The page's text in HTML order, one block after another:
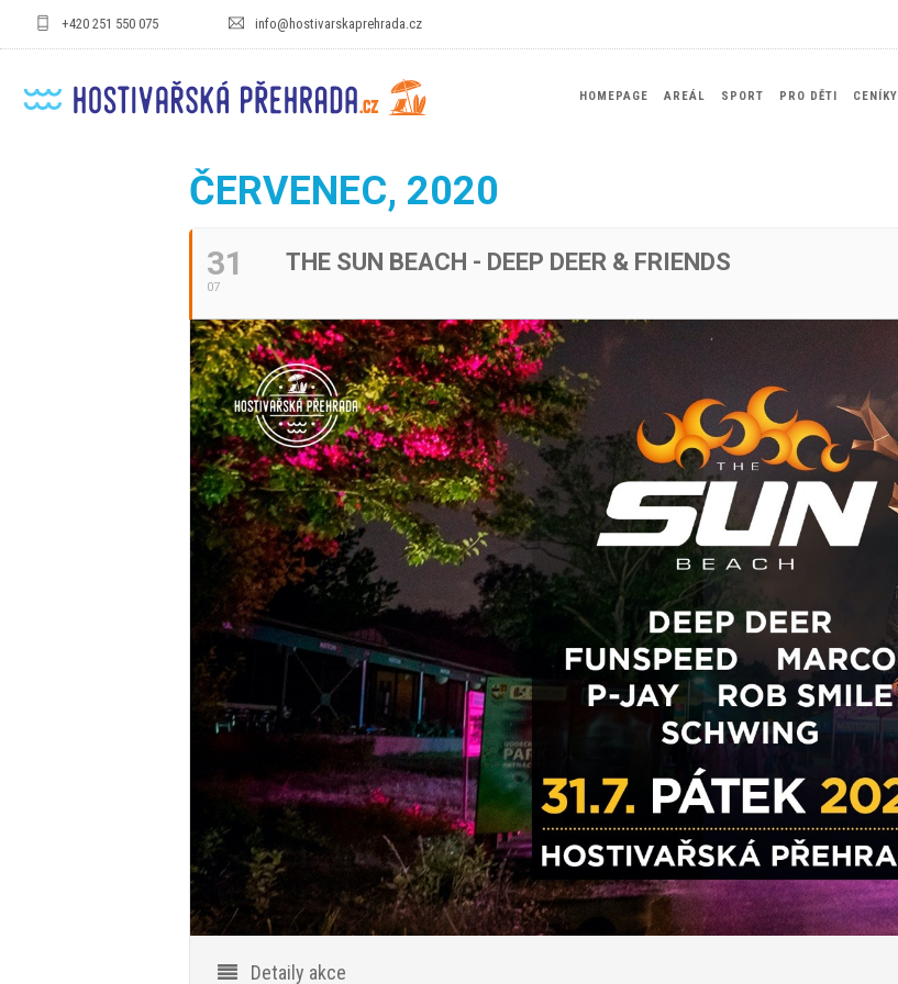
+420 251 550 075 info@hostivarskaprehrada.cz
HOMEPAGE AREÁL SPORT PRO DĚTI CENÍKY
ČERVENEC, 2020
31
07
THE SUN BEACH - DEEP DEER & FRIENDS
Detaily akce